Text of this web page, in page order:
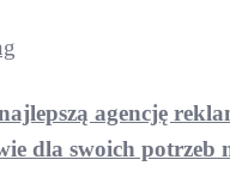
agencję
dla swoich potrzeb